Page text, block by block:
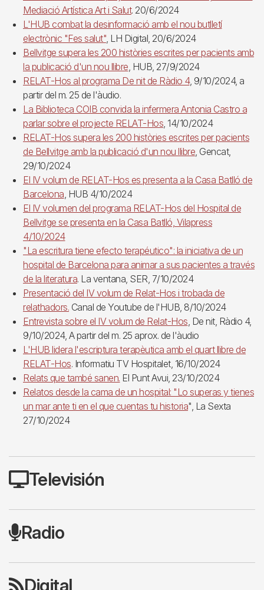
Mediació Artística Art i Salut. 20/6/2024
L'HUB combat la desinformació amb el nou butlletí
electrònic "Fes salut", LH Digital, 20/6/2024
Bellvitge supera les 200 històries escrites per pacients amb
la publicació d'un nou llibre, HUB, 27/9/2024
RELAT-Hos al programa De nit de Ràdio 4, 9/10/2024, a
partir del m. 25 de l'àudio.
La Biblioteca COIB convida la infermera Antonia Castro a
parlar sobre el projecte RELAT-Hos, 14/10/2024
RELAT-Hos supera les 200 històries escrites per pacients
de Bellvitge amb la publicació d'un nou llibre, Gencat,
29/10/2024
El IV volum de RELAT-Hos es presenta a la Casa Batlló de
Barcelona, HUB 4/10/2024
El IV volumen del programa RELAT-Hos del Hospital de
Bellvitge se presenta en la Casa Batlló, Vilapress
4/10/2024
"La escritura tiene efecto terapéutico": la iniciativa de un
hospital de Barcelona para animar a sus pacientes a través
de la literatura. La ventana, SER, 7/10/2024
Presentació del IV volum de Relat-Hos i trobada de
relathadors. Canal de Youtube de l'HUB, 8/10/2024
Entrevista sobre el IV volum de Relat-Hos, De nit, Ràdio 4,
9/10/2024, A partir del m. 25 aprox. de l'àudio
L'HUB lidera l'escriptura terapèutica amb el quart llibre de
RELAT-Hos. Informatiu TV Hospitalet, 16/10/2024
Relats que també sanen. El Punt Avui, 23/10/2024
Relatos desde la cama de un hospital: "Lo superas y tienes
un mar ante ti en el que cuentas tu historia", La Sexta
27/10/2024
Televisión
Radio
Digital